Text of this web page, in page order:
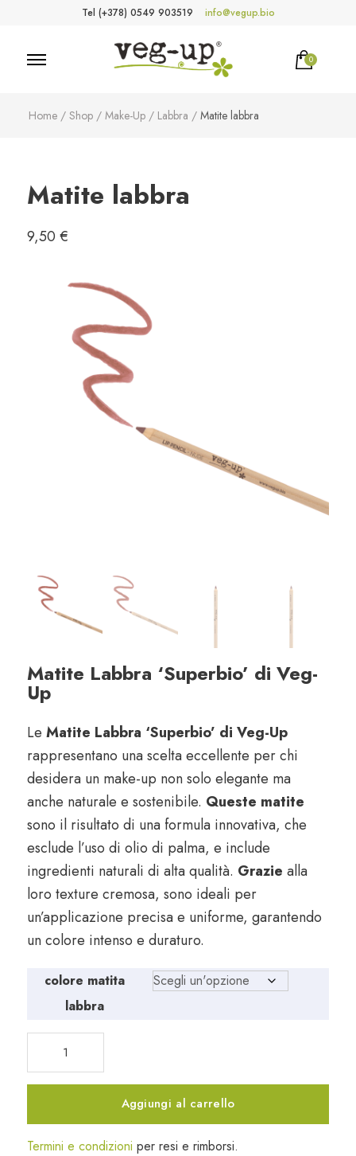
Tel (+378) 0549 903519 info@vegup.bio
0
Home / Shop / Make-Up / Labbra / Matite labbra
Matite labbra
9,50 €
Matite Labbra ‘Superbio’ di Veg-
Up
Le Matite Labbra ‘Superbio’ di Veg-Up
rappresentano una scelta eccellente per chi
desidera un make-up non solo elegante ma
anche naturale e sostenibile. Queste matite
sono il risultato di una formula innovativa, che
esclude l’uso di olio di palma, e include
ingredienti naturali di alta qualità. Grazie alla
loro texture cremosa, sono ideali per
un’applicazione precisa e uniforme, garantendo
un colore intenso e duraturo.
colore matita
labbra
Aggiungi al carrello
Termini e condizioni per resi e rimborsi.